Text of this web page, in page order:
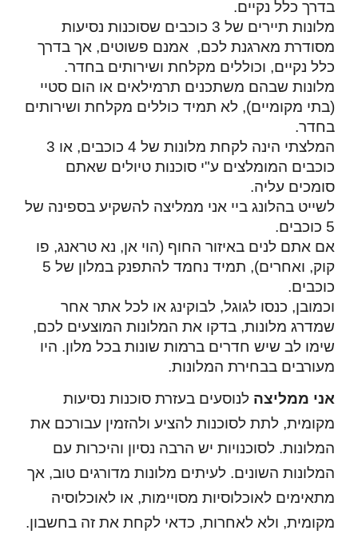
בדרך כלל נקיים.
מלונות תיירים של 3 כוכבים שסוכנות נסיעות
מסודרת מארגנת לכם, אמנם פשוטים, אך בדרך
כלל נקיים, וכוללים מקלחת ושירותים בחדר.
מלונות שבהם משתכנים תרמילאים או הום סטיי
(בתי מקומיים), לא תמיד כוללים מקלחת ושירותים
בחדר.
המלצתי הינה לקחת מלונות של 4 כוכבים, או 3
כוכבים המומלצים ע"י סוכנות טיולים שאתם
סומכים עליה.
לשייט בהלונג ביי אני ממליצה להשקיע בספינה של
5 כוכבים.
אם אתם לנים באיזור החוף (הוי אן, נא טראנג, פו
קוק, ואחרים), תמיד נחמד להתפנק במלון של 5
כוכבים.
וכמובן, כנסו לגוגל, לבוקינג או לכל אתר אחר
שמדרג מלונות, בדקו את המלונות המוצעים לכם,
שימו לב שיש חדרים ברמות שונות בכל מלון. היו
מעורבים בבחירת המלונות.
אני ממליצה לנוסעים בעזרת סוכנות נסיעות
מקומית, לתת לסוכנות להציע ולהזמין עבורכם את
המלונות. לסוכנויות יש הרבה נסיון והיכרות עם
המלונות השונים. לעיתים מלונות מדורגים טוב, אך
מתאימים לאוכלוסיות מסויימות, או לאוכלוסיה
מקומית, ולא לאחרות, כדאי לקחת את זה בחשבון.